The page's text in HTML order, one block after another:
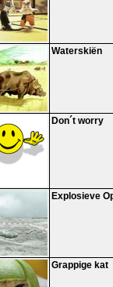
Waterskiën
Don´t worry
Explosieve
Grappige kat